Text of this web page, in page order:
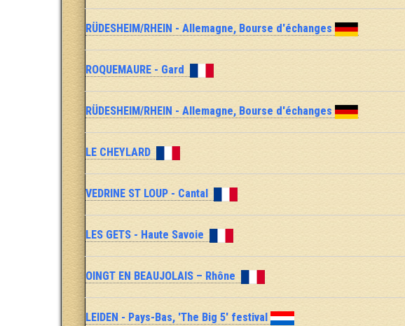
RÜDESHEIM/RHEIN - Allemagne, Bourse d'échanges
ROQUEMAURE - Gard
RÜDESHEIM/RHEIN - Allemagne, Bourse d'échanges
LE CHEYLARD
VEDRINE ST LOUP - Cantal
LES GETS - Haute Savoie
OINGT EN BEAUJOLAIS – Rhône
LEIDEN - Pays-Bas, 'The Big 5' festival